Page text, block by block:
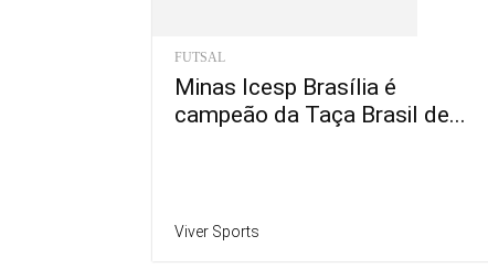
FUTSAL
Minas Icesp Brasília é
campeão da Taça Brasil de...
Viver Sports